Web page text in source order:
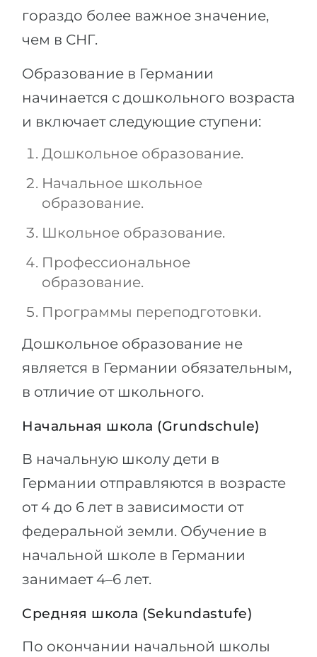
гораздо более важное значение,
чем в СНГ.
Образование в Германии
начинается с дошкольного возраста
и включает следующие ступени:
Дошкольное образование.
Начальное школьное
образование.
Школьное образование.
Профессиональное
образование.
Программы переподготовки.
Дошкольное образование не
является в Германии обязательным,
в отличие от школьного.
Начальная школа (Grundschule)
В начальную школу дети в
Германии отправляются в возрасте
от 4 до 6 лет в зависимости от
федеральной земли. Обучение в
начальной школе в Германии
занимает 4–6 лет.
Средняя школа (Sekundastufe)
По окончании начальной школы